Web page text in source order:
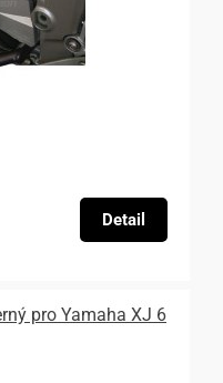
Detail
pro Yamaha XJ 6